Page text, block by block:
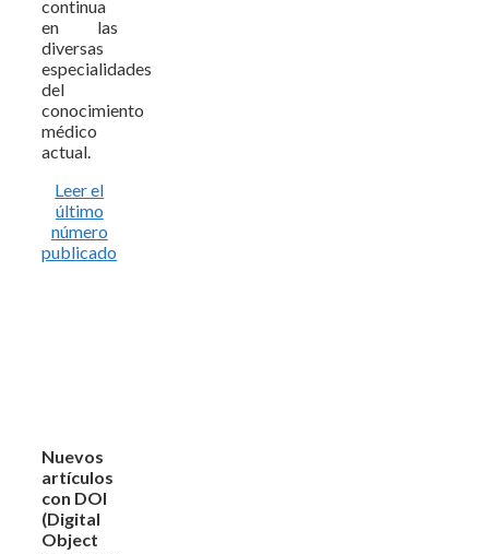
continua
en las
diversas
especialidades
del
conocimiento
médico
actual.
Leer el
último
número
publicado
Nuevos
artículos
con DOI
(Digital
Object